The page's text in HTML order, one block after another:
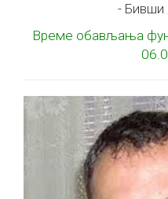
- Бивши
Време обављања